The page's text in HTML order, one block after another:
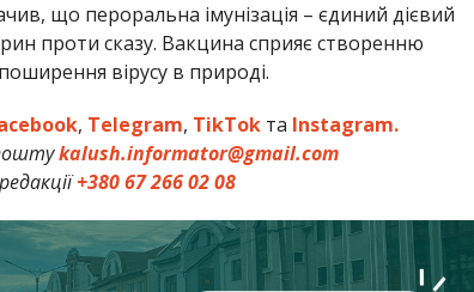
що пероральна імунізація – єдиний дієвий
проти сказу. Вакцина сприяє створенню
вірусу в природі.
, Telegram, TikTok та Instagram.
kalush.informator@gmail.com
+380 67 266 02 08